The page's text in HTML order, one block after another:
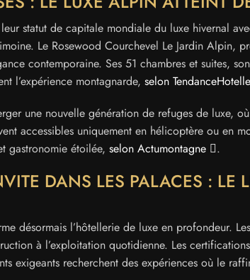
statut de capitale mondiale du luxe hivernal
Le Rosewood Courchevel Le Jardin Alpin,
contemporaine. Ses 51 chambres et suites,
l’expérience montagnarde, selon
une nouvelle génération de refuges de luxe,
accessibles uniquement en hélicoptère ou en
gastronomie étoilée, selon Actumontagne .
DANS LES PALACES : LE
désormais l’hôtellerie de luxe en profondeur.
à l’exploitation quotidienne. Les
exigeants recherchent des expériences où le